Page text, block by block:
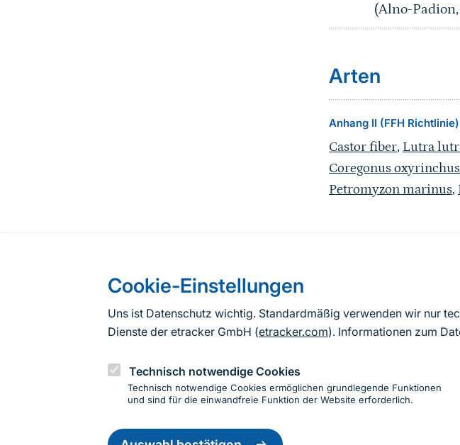
Cookie-Einstellungen
Uns ist Datenschutz wichtig. Standardmäßig verwenden wir nur
Dienste der etracker GmbH (etracker.com). Informationen zum
Technisch notwendige Cookies
Technisch notwendige Cookies ermöglichen grundlegende Funktionen
und sind für die einwandfreie Funktion der Website erforderlich.
Einwilligung
(Alno-
Arten
Anhang II (FFH Richtlinie)
Castor fiber, Lutra
Coregonus oxyrinchus
Petromyzon marinus,
Nach Angaben der
2019). Aus